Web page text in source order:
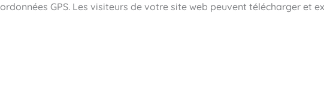
GPS. Les visiteurs de votre site web peuvent télécharger et